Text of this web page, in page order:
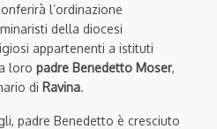
l’ordinazione
della diocesi
appartenenti a istituti
loro padre Benedetto Moser,
di Ravina.
padre Benedetto è cresciuto